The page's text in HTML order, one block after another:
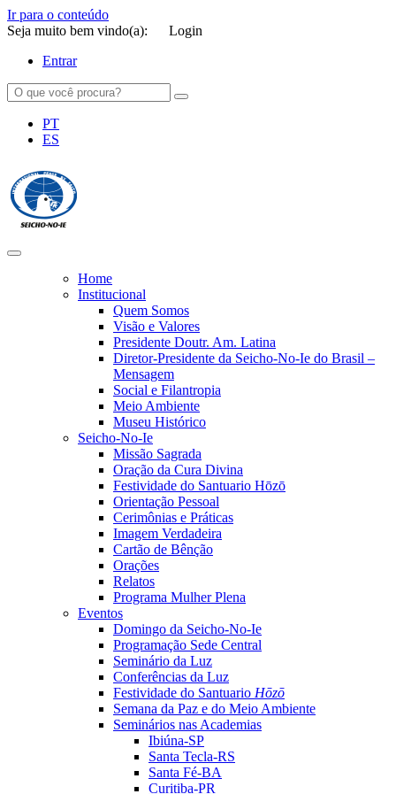
Ir para o conteúdo
Seja muito bem vindo(a):
Login
Entrar
PT
ES
Home
Institucional
Quem Somos
Visão e Valores
Presidente Doutr. Am. Latina
Diretor-Presidente da Seicho-No-Ie do Brasil –
Mensagem
Social e Filantropia
Meio Ambiente
Museu Histórico
Seicho-No-Ie
Missão Sagrada
Oração da Cura Divina
Festividade do Santuario Hōzō
Orientação Pessoal
Cerimônias e Práticas
Imagem Verdadeira
Cartão de Bênção
Orações
Relatos
Programa Mulher Plena
Eventos
Domingo da Seicho-No-Ie
Programação Sede Central
Seminário da Luz
Conferências da Luz
Festividade do Santuario Hōzō
Semana da Paz e do Meio Ambiente
Seminários nas Academias
Ibiúna-SP
Santa Tecla-RS
Santa Fé-BA
Curitiba-PR